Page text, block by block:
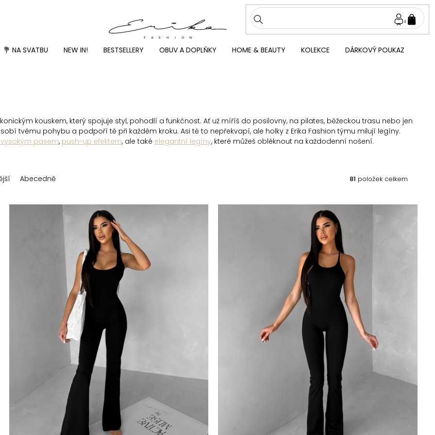
💐 NA SVATBU NEW IN! BESTSELLERY OBUV A DOPLŇKY HOME & BEAUTY KOLEKCE DÁRKOVÝ POUKAZ
kouskem, který spojuje styl, pohodlí a funkčnost. Ať už míříš do posilovny, na pilates, běžeckou trasu nebo jen
tvému pohybu a podpoří tě při každém kroku. Asi tě to nepřekvapí, ale holky z Erika Fashion týmu milují legíny.
pasem, push-up efektem, ale také elegantní legíny, které můžeš obléknout na každodenní nošení.
Abecedně 81 položek celkem